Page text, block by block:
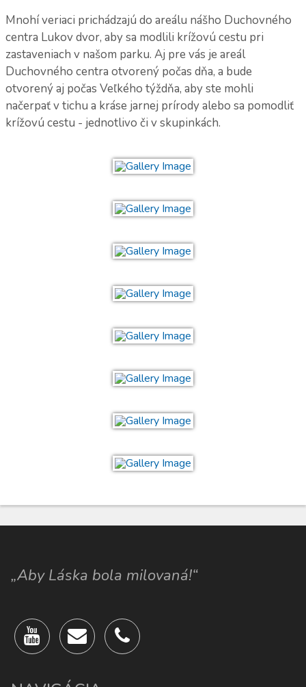
Mnohí veriaci prichádzajú do areálu nášho Duchovného
centra Lukov dvor, aby sa modlili krížovú cestu pri
zastaveniach v našom parku. Aj pre vás je areál
Duchovného centra otvorený počas dňa, a bude
otvorený aj počas Veľkého týždňa, aby ste mohli
načerpať v tichu a kráse jarnej prírody alebo sa pomodliť
krížovú cestu - jednotlivo či v skupinkách.
„Aby Láska bola milovaná!“